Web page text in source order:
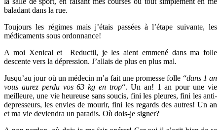
baladant dans la rue.
Toujours les régimes mais j’étais passées à l’étape suivante, les
médicaments sous ordonnance!
A moi Xenical et Reductil, je les aient emmené dans ma folle
descente vers la dépression. J’allais de plus en plus mal.
Jusqu’au jour où un médecin m’a fait une promesse folle “dans 1 an
vous aurez perdu vos 63 kg en trop“. Un an! 1 an pour une vie
meilleure, une vie heureuse sans soucis, fini les pleures, fini les anti-
depresseurs, les envies de mourir, fini les regards des autres! Un an
et ma vie deviendra un paradis. Où dois-je signer?